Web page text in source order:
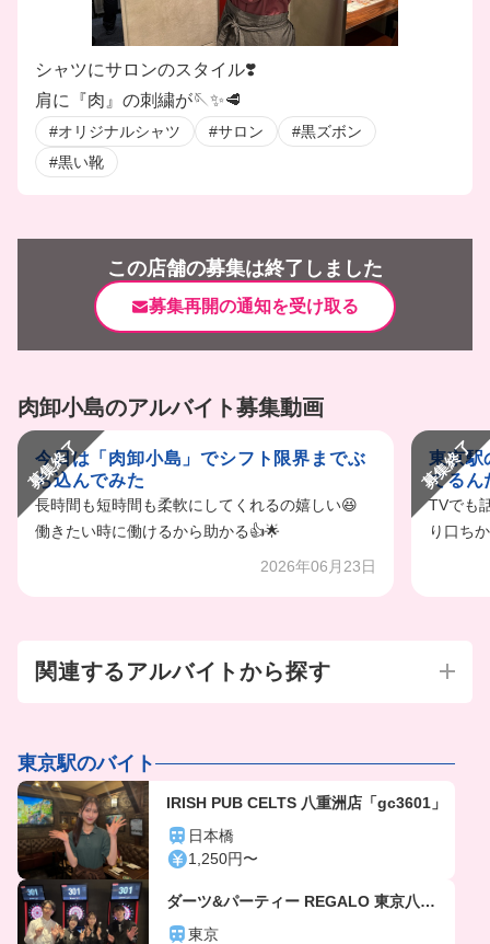
シャツにサロンのスタイル❣️
肩に『肉』の刺繍が🪡✨🥩
#オリジナルシャツ #サロン
#黒ズボン
#黒い靴
この店舗の募集は終了しました
募集再開の通知を受け取る
肉卸小島のアルバイト募集動画
募集終了
今日は「肉卸小島」でシフト限界までぶ
ち込んでみた
長時間も短時間も柔軟にしてくれるの嬉しい😆
働きたい時に働けるから助かる👍🌟
2026年06月23日
募集終了
東京駅
てるん
TVでも
り口ち
関連するアルバイトから探す
東京駅のバイト
IRISH PUB CELTS 八重洲店「gc3601」
日本橋
1,250円〜
ダーツ&パーティー REGALO 東京八重
洲店「gc6107」
東京